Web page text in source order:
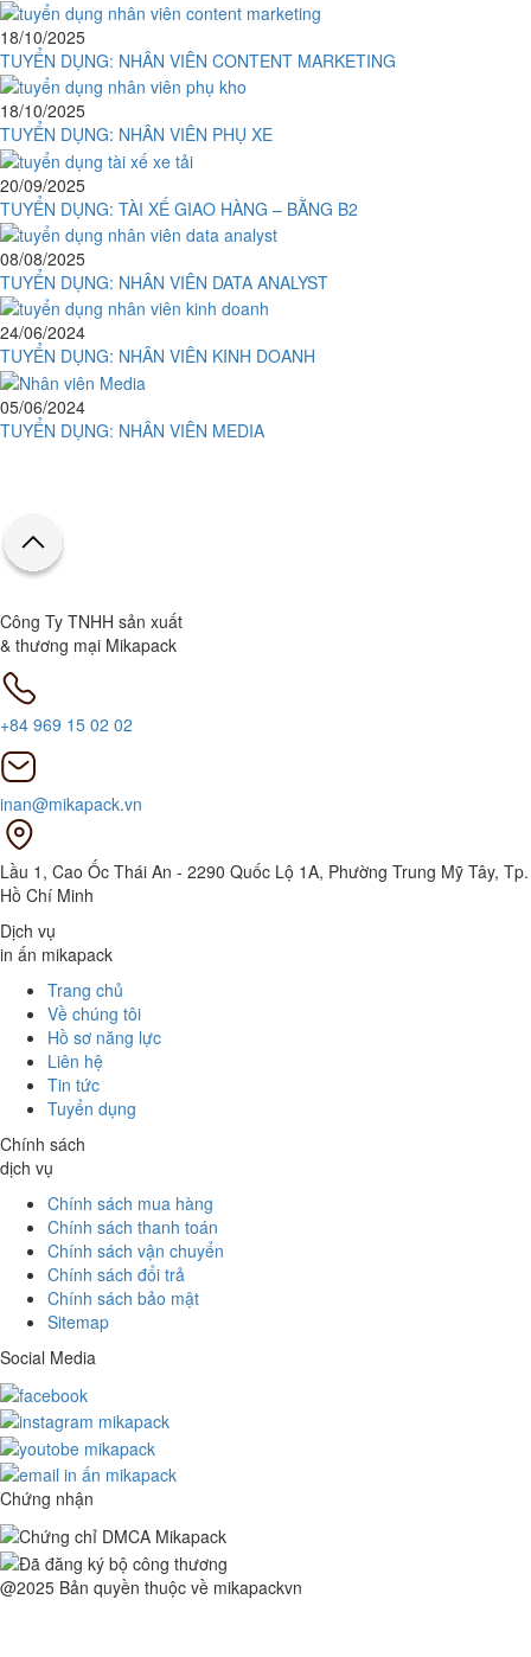
18/10/2025
TUYỂN DỤNG: NHÂN VIÊN CONTENT MARKETING
18/10/2025
TUYỂN DỤNG: NHÂN VIÊN PHỤ XE
20/09/2025
TUYỂN DỤNG: TÀI XẾ GIAO HÀNG – BẰNG B2
08/08/2025
TUYỂN DỤNG: NHÂN VIÊN DATA ANALYST
24/06/2024
TUYỂN DỤNG: NHÂN VIÊN KINH DOANH
05/06/2024
TUYỂN DỤNG: NHÂN VIÊN MEDIA
Công Ty TNHH sản xuất
& thương mại Mikapack
+84 969 15 02 02
inan@mikapack.vn
Lầu 1, Cao Ốc Thái An - 2290 Quốc Lộ 1A, Phường Trung Mỹ Tây, Tp.
Hồ Chí Minh
Dịch vụ
in ấn mikapack
Trang chủ
Về chúng tôi
Hồ sơ năng lực
Liên hệ
Tin tức
Tuyển dụng
Chính sách
dịch vụ
Chính sách mua hàng
Chính sách thanh toán
Chính sách vận chuyển
Chính sách đổi trả
Chính sách bảo mật
Sitemap
Social Media
Chứng nhận
@2025 Bản quyền thuộc về mikapackvn